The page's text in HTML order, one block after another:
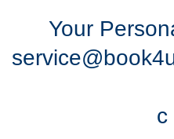
Your
c